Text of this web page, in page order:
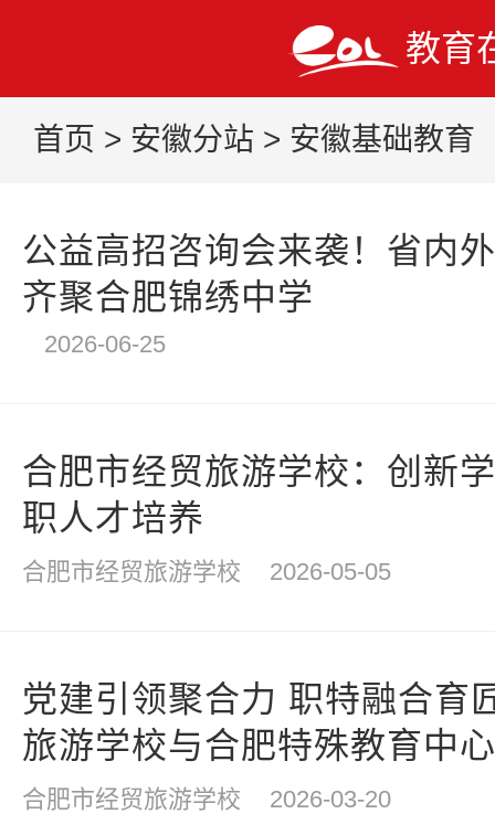
教育
首页 > 安徽分站 > 安徽基础教育
公益高招咨询会来袭！省内
齐聚合肥锦绣中学
2026-06-25
合肥市经贸旅游学校：创新
职人才培养
合肥市经贸旅游学校 2026-05-05
党建引领聚合力 职特融合
旅游学校与合肥特殊教育中
合肥市经贸旅游学校 2026-03-20